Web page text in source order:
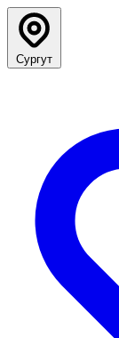
Сургут